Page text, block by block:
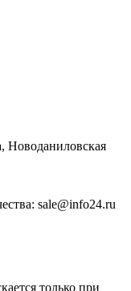
Новоданиловская
sale@info24.ru
только при